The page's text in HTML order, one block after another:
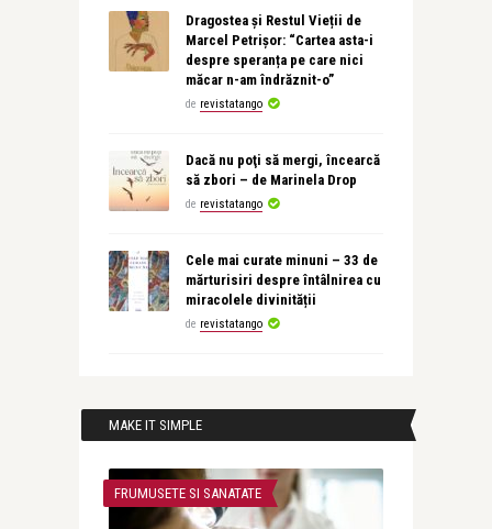
Dragostea și Restul Vieții de
Marcel Petrișor: “Cartea asta-i
despre speranța pe care nici
măcar n-am îndrăznit-o”
de revistatango
Dacă nu poţi să mergi, încearcă
să zbori – de Marinela Drop
de revistatango
Cele mai curate minuni – 33 de
mărturisiri despre întâlnirea cu
miracolele divinității
de revistatango
MAKE IT SIMPLE
FRUMUSETE SI SANATATE